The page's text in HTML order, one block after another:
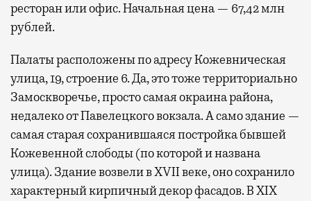
ресторан или офис. Начальная цена — 67,42 млн
рублей.
Палаты расположены по адресу Кожевническая
улица, 19, строение 6. Да, это тоже территориально
Замоскворечье, просто самая окраина района,
недалеко от Павелецкого вокзала. А само здание —
самая старая сохранившаяся постройка бывшей
Кожевенной слободы (по которой и названа
улица). Здание возвели в XVII веке, оно сохранило
характерный кирпичный декор фасадов. В XIX